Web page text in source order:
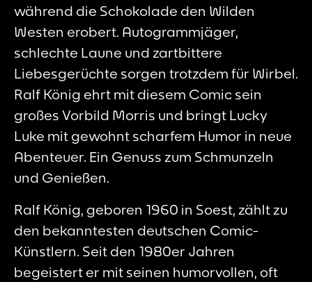
während die Schokolade den Wilden
Westen erobert. Autogrammjäger,
schlechte Laune und zartbittere
Liebesgerüchte sorgen trotzdem für Wirbel.
Ralf König ehrt mit diesem Comic sein
großes Vorbild Morris und bringt Lucky
Luke mit gewohnt scharfem Humor in neue
Abenteuer. Ein Genuss zum Schmunzeln
und Genießen.
Ralf König, geboren 1960 in Soest, zählt zu
den bekanntesten deutschen Comic-
Künstlern. Seit den 1980er Jahren
begeistert er mit seinen humorvollen, oft